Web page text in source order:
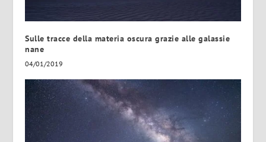
Sulle tracce della materia oscura grazie alle galassie
nane
04/01/2019